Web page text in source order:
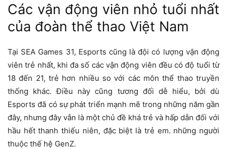
Các vận động viên nhỏ tuổi nhất
của đoàn thể thao Việt Nam
Tại SEA Games 31, Esports cũng là đội có lượng vận động
viên trẻ nhất, khi đa số các vận động viên đều có độ tuổi từ
18 đến 21, trẻ hơn nhiều so với các môn thể thao truyền
thống khác. Điều này cũng tương đối dễ hiểu, bởi dù
Esports đã có sự phát triển mạnh mẽ trong những năm gần
đây, nhưng đây vẫn là một chủ đề khá trẻ và hấp dẫn đối với
hầu hết thanh thiếu niên, đặc biệt là trẻ em. những người
thuộc thế hệ GenZ.